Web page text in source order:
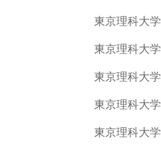
東京理科大学
東京理科大学
東京理科大学
東京理科大学
東京理科大学